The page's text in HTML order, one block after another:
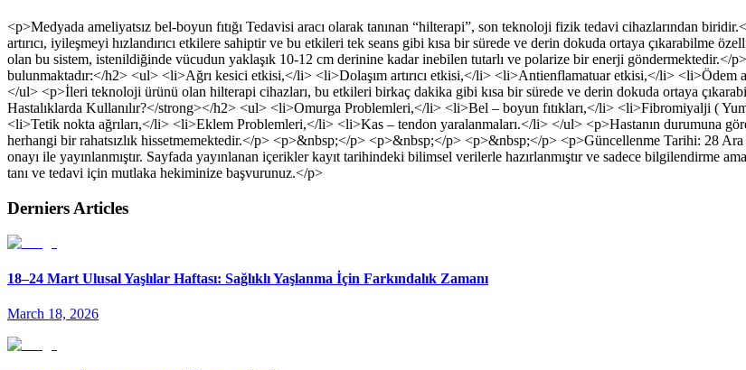
<p>Medyada ameliyatsız bel-boyun fıtığı Tedavisi aracı olarak tanınan “hilterapi”, son teknoloji fizik tedavi cihazlarından
artırıcı, iyileşmeyi hızlandırıcı etkilere sahiptir ve bu etkileri tek seans gibi kısa bir sürede ve derin dokuda ortaya çıkarabilme
olan bu sistem, istenildiğinde vücudun yaklaşık 10-12 cm derinine kadar inebilen tutarlı ve polarize bir enerji göndermektedir.</
bulunmaktadır:</h2> <ul> <li>Ağrı kesici etkisi,</li> <li>Dolaşım artırıcı etkisi,</li> <li>Antienflamatuar etkisi,</li>
</ul> <p>İleri teknoloji ürünü olan hilterapi cihazları, bu etkileri birkaç dakika gibi kısa bir sürede ve derin dokuda ortaya
Hastalıklarda Kullanılır?</strong></h2> <ul> <li>Omurga Problemleri,</li> <li>Bel – boyun fıtıkları,</li> <li>Fibromiyalji (
<li>Tetik nokta ağrıları,</li> <li>Eklem Problemleri,</li> <li>Kas – tendon yaralanmaları.</li> </ul> <p>Hastanın durumuna
herhangi bir rahatsızlık hissetmemektedir.</p> <p>&nbsp;</p> <p>&nbsp;</p> <p>&nbsp;</p> <p>Güncellenme Tarihi: 28
onayı ile yayınlanmıştır. Sayfada yayınlanan içerikler kayıt tarihindeki bilimsel verilerle hazırlanmıştır ve sadece bilgilendirme
tanı ve tedavi için mutlaka hekiminize başvurunuz.</p>
Derniers Articles
18–24 Mart Ulusal Yaşlılar Haftası: Sağlıklı Yaşlanma İçin Farkındalık Zamanı
March 18, 2026